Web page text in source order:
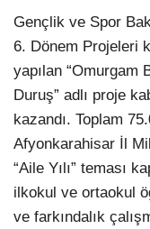
Gençlik ve Spor
6. Dönem Projeleri
yapılan “Omurgam
Duruş” adlı proje
kazandı. Toplam
Afyonkarahisar İl
“Aile Yılı” teması
ilkokul ve ortaokul
ve farkındalık